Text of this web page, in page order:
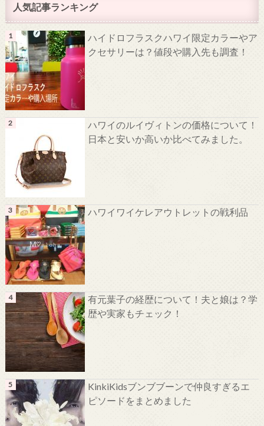
人気記事ランキング
ハイドロフラスクハワイ限定カラーやア
クセサリーは？値段や購入先も調査！
ハワイのルイヴィトンの価格について！
日本と安いか高いか比べてみました。
ハワイワイケレアウトレットの戦利品
有元葉子の経歴について！夫と娘は？学
歴や実家もチェック！
KinkiKidsブンブブーンで仲良すぎるエ
ピソードをまとめました